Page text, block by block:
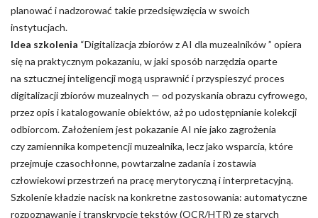
planować i nadzorować takie przedsięwzięcia w swoich
instytucjach.
Idea szkolenia “Digitalizacja zbiorów z AI dla muzealników ” opiera
się na praktycznym pokazaniu, w jaki sposób narzędzia oparte
na sztucznej inteligencji mogą usprawnić i przyspieszyć proces
digitalizacji zbiorów muzealnych — od pozyskania obrazu cyfrowego,
przez opis i katalogowanie obiektów, aż po udostępnianie kolekcji
odbiorcom. Założeniem jest pokazanie AI nie jako zagrożenia
czy zamiennika kompetencji muzealnika, lecz jako wsparcia, które
przejmuje czasochłonne, powtarzalne zadania i zostawia
człowiekowi przestrzeń na pracę merytoryczną i interpretacyjną.
Szkolenie kładzie nacisk na konkretne zastosowania: automatyczne
rozpoznawanie i transkrypcję tekstów (OCR/HTR) ze starych